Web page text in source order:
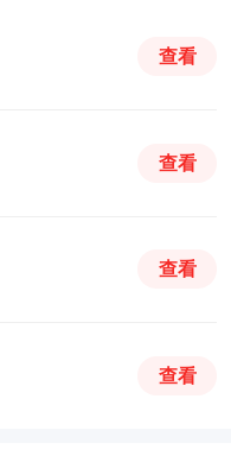
查看
查看
查看
查看